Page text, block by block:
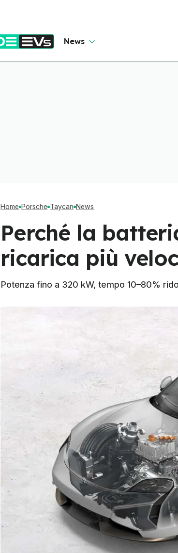
News
Home Porsche Taycan News
Perché la
ricarica più
Potenza fino a 320 kW, tempo 10–80%